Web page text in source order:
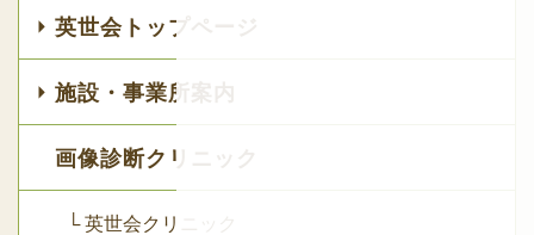
英世会トップページ
施設・事業所案内
画像診断クリニック
└ 英世会クリニック